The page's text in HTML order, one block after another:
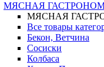
МЯСНАЯ
МЯСНАЯ
Все товары
Бекон, Ветчина
Сосиски
Колбаса